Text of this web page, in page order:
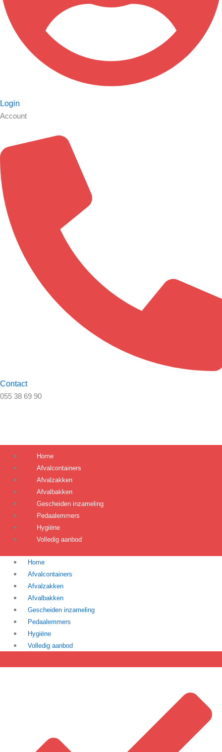
Login
Account
Contact
055 38 69 90
Home
Afvalcontainers
Afvalzakken
Afvalbakken
Gescheiden inzameling
Pedaalemmers
Hygiëne
Volledig aanbod
Home
Afvalcontainers
Afvalzakken
Afvalbakken
Gescheiden inzameling
Pedaalemmers
Hygiëne
Volledig aanbod